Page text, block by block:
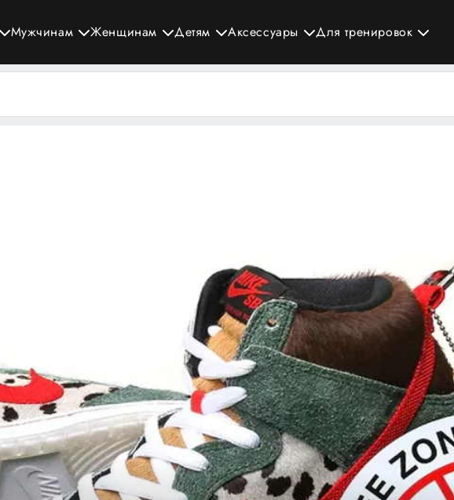
Мужчинам Женщинам Детям Аксессуары Для тренировок